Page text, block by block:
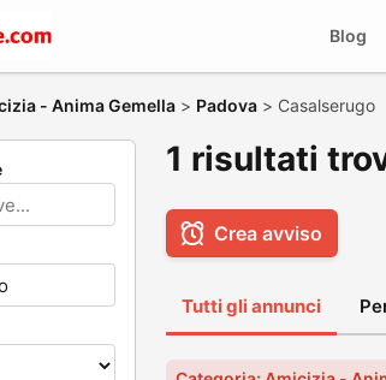
Blog
- Anima Gemella > Padova > Casalserugo
1 risultati
Crea avviso
Tutti gli annunci